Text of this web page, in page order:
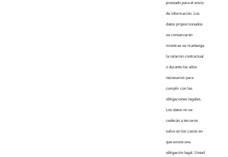
prestado para el envío
de información. Los
datos proporcionados
se conservarán
mientras se mantenga
la relación contractual
o durante los años
necesarios para
cumplir con las
obligaciones legales.
Los datos no se
cederán a terceros
salvo en los casos en
que exista una
obligación legal. Usted